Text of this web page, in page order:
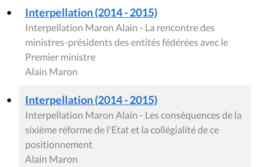
Interpellation (2014 - 2015)
Interpellation Maron Alain - La rencontre des
ministres-présidents des entités fédérées avec le
Premier ministre
Alain Maron
Interpellation (2014 - 2015)
Interpellation Maron Alain - Les conséquences de la
sixième réforme de l'Etat et la collégialité de ce
positionnement
Alain Maron